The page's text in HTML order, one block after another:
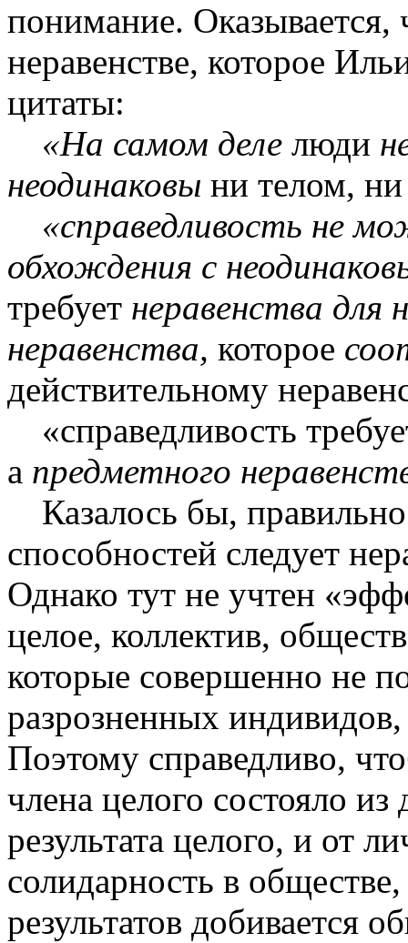
понимание. Оказывается,
неравенстве, которое
цитаты:
«На самом делелюди
неодинаковы ни телом,
«справедливость не
обхождения с
требует неравенства для
неравенства, которое
действительному
«справедливость
а предметного
Казалось бы,
способностей следует
Однако тут не учтен
целое, коллектив,
которые совершенно не
разрозненных
Поэтому справедливо,
члена целого состояло
результата целого, и от
солидарность в
результатов добивается